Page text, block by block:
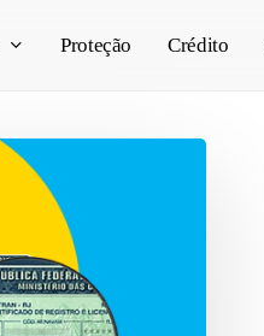
Proteção Crédito